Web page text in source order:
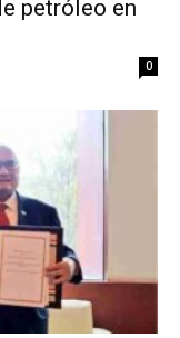
petróleo en
0